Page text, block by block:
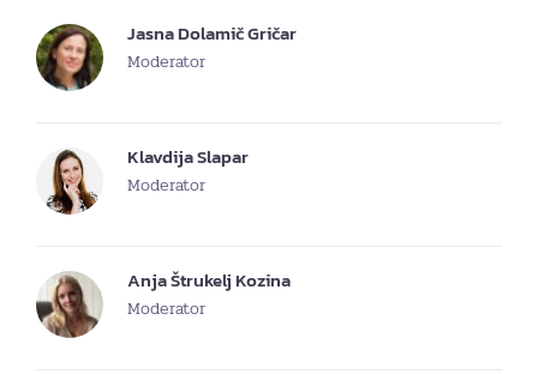
Jasna Dolamič Gričar
Moderator
Klavdija Slapar
Moderator
Anja Štrukelj Kozina
Moderator